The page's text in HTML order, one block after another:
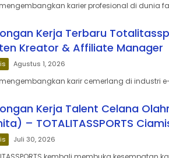
karier profesional di dunia
Kerja Terbaru
Kreator & Affiliate Manager
Agustus 1, 2026
karir cemerlang di industri
Kerja Talent Celana
– TOTALITASSPORTS
Juli 30, 2026